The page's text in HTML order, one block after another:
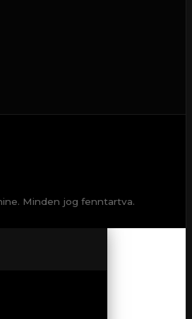
Minden jog fenntartva.